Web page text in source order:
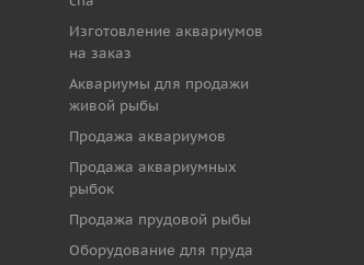
Изготовление аквариумов
на заказ
Аквариумы для продажи
живой рыбы
Продажа аквариумов
Продажа аквариумных
рыбок
Продажа прудовой рыбы
Оборудование для пруда